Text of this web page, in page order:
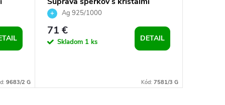
9683/2 G
Swarovski - biele a okrúhle
Ag 925/1000
71 €
Skladom 1 ks DETAIL
Kód: 7581/3 G